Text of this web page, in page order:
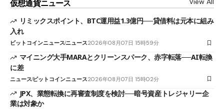
仮想通貨ニュース
リミックスポイント、BTC運用益1.3億円──貸借料は元本に組み
入れ
ビットコインニュースニュース2026年08月07日 15時59分
マイニング大手MARAとクリーンスパーク、赤字転落──AI転換
に差
ニュースビットコインニュース2026年08月07日 15時02分
JPX、業態転換に再審査制度を検討──暗号資産トレジャリー企
業は対象か